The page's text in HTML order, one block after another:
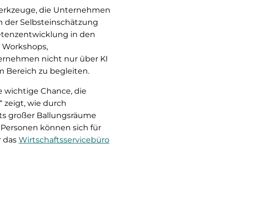
die Unternehmen
der Selbsteinschätzung
in den
nicht nur über KI
Bereich zu begleiten.
wichtige Chance, die
zeigt, wie durch
großer Ballungsräume
können sich für
das Wirtschaftsservicebüro